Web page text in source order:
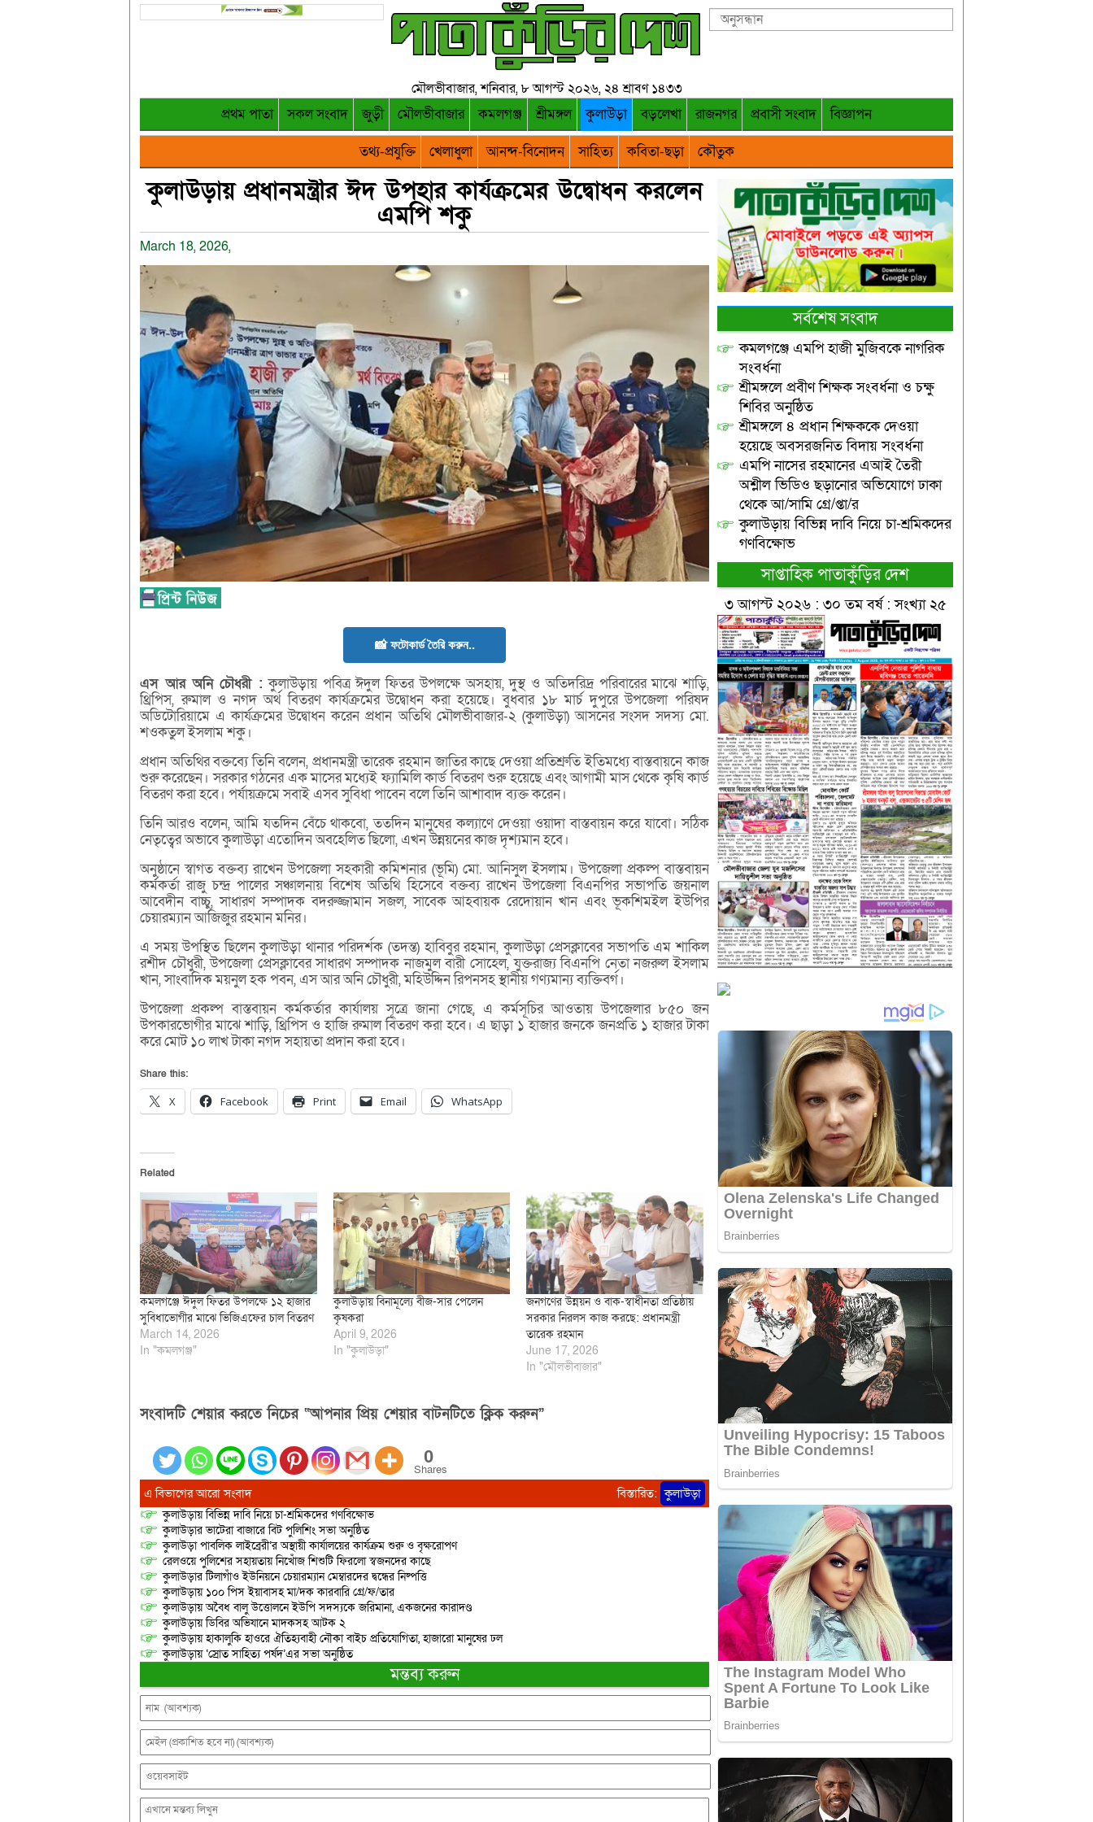
মৌলভীবাজার, শনিবার, ৮ আগস্ট ২০২৬, ২৪ শ্রাবণ ১৪৩৩
প্রথম পাতা সকল সংবাদ জুড়ী মৌলভীবাজার কমলগঞ্জ শ্রীমঙ্গল কুলাউড়া বড়লেখা রাজনগর প্রবাসী সংবাদ
বিজ্ঞাপন
তথ্য-প্রযুক্তি
খেলাধুলা আনন্দ-বিনোদন সাহিত্য কবিতা-ছড়া কৌতুক
কুলাউড়ায় প্রধানমন্ত্রীর ঈদ উপহার কার্যক্রমের উদ্বোধন করলেন
এমপি শকু
March 18, 2026,
📸 ফটোকার্ড তৈরি করুন..
এসআরঅনিচৌধরী : কুলাউড়ায় পবিত্র ঈদুল ফিতর উপলক্ষে অসহায়, দুস্থ ও অতিদরিদ্র পরিবারের মাঝে শাড়ি,
থ্রিপিস, রুমাল ও নগদ অর্থ বিতরণ কার্যক্রমের উদ্বোধন করা হয়েছে। বুধবার ১৮ মার্চ দুপুরে উপজেলা পরিষদ
অডিটোরিয়ামে এ কার্যক্রমের উদ্বোধন করেন প্রধান অতিথি মৌলভীবাজার-২ (কুলাউড়া) আসনের সংসদ সদস্য মো.
শওকতুল ইসলাম শকু।
প্রধান অতিথির বক্তব্যে তিনি বলেন, প্রধানমন্ত্রী তারেক রহমান জাতির কাছে দেওয়া প্রতিশ্রুতি ইতিমধ্যে বাস্তবায়নে কাজ
শুরু করেছেন। সরকার গঠনের এক মাসের মধ্যেই ফ্যামিলি কার্ড বিতরণ শুরু হয়েছে এবং আগামী মাস থেকে কৃষি কার্ড
বিতরণ করা হবে। পর্যায়ক্রমে সবাই এসব সুবিধা পাবেন বলে তিনি আশাবাদ ব্যক্ত করেন।
তিনি আরও বলেন, আমি যতদিন বেঁচে থাকবো, ততদিন মানুষের কল্যাণে দেওয়া ওয়াদা বাস্তবায়ন করে যাবো। সঠিক
নেতৃত্বের অভাবে কুলাউড়া এতোদিন অবহেলিত ছিলো, এখন উন্নয়নের কাজ দৃশ্যমান হবে।
অনুষ্ঠানে স্বাগত বক্তব্য রাখেন উপজেলা সহকারী কমিশনার (ভূমি) মো. আনিসুল ইসলাম। উপজেলা প্রকল্প বাস্তবায়ন
কর্মকর্তা রাজু চন্দ্র পালের সঞ্চালনায় বিশেষ অতিথি হিসেবে বক্তব্য রাখেন উপজেলা বিএনপির সভাপতি জয়নাল
আবেদীন বাচ্চু, সাধারণ সম্পাদক বদরুজ্জামান সজল, সাবেক আহবায়ক রেদোয়ান খান এবং ভূকশিমইল ইউপির
চেয়ারম্যান আজিজুর রহমান মনির।
এ সময় উপস্থিত ছিলেন কুলাউড়া থানার পরিদর্শক (তদন্ত) হাবিবুর রহমান, কুলাউড়া প্রেসক্লাবের সভাপতি এম শাকিল
রশীদ চৌধুরী, উপজেলা প্রেসক্লাবের সাধারণ সম্পাদক নাজমুল বারী সোহেল, যুক্তরাজ্য বিএনপি নেতা নজরুল ইসলাম
খান, সাংবাদিক ময়নুল হক পবন, এস আর অনি চৌধুরী, মহিউদ্দিন রিপনসহ স্থানীয় গণ্যমান্য ব্যক্তিবর্গ।
উপজেলা প্রকল্প বাস্তবায়ন কর্মকর্তার কার্যালয় সূত্রে জানা গেছে, এ কর্মসূচির আওতায় উপজেলার ৮৫০ জন
উপকারভোগীর মাঝে শাড়ি, থ্রিপিস ও হাজি রুমাল বিতরণ করা হবে। এ ছাড়া ১ হাজার জনকে জনপ্রতি ১ হাজার টাকা
করে মোট ১০ লাখ টাকা নগদ সহায়তা প্রদান করা হবে।
Share this:
X Facebook Print Email WhatsApp
Related
কমলগঞ্জে ঈদুল ফিতর উপলক্ষে ১২ হাজার
সুবিধাভোগীর মাঝে ভিজিএফের চাল বিতরণ
March 14, 2026
In "কমলগঞ্জ"
কুলাউড়ায় বিনামূল্যে বীজ-সার পেলেন
কৃষকরা
April 9, 2026
In "কুলাউড়া"
জনগণের উন্নয়ন ও বাক-স্বাধীনতা প্রতিষ্ঠায়
সরকার নিরলস কাজ করছে: প্রধানমন্ত্রী
তারেক রহমান
June 17, 2026
In "মৌলভীবাজার"
সংবাদটি শেয়ার করতে নিচের “আপনার প্রিয় শেয়ার বাটনটিতে ক্লিক করুন”
0
Shares
এ বিভাগের আরো সংবাদ বিস্তারিত: কুলাউড়া
কুলাউড়ায় বিভিন্ন দাবি নিয়ে চা-শ্রমিকদের গণবিক্ষোভ
কুলাউড়ার ভাটেরা বাজারে বিট পুলিশিং সভা অনুষ্ঠিত
কুলাউড়া পাবলিক লাইব্রেরী’র অস্থায়ী কার্যালয়ের কার্যক্রম শুরু ও বৃক্ষরোপণ
রেলওয়ে পুলিশের সহায়তায় নিখোঁজ শিশুটি ফিরলো স্বজনদের কাছে
কুলাউড়ার টিলাগাঁও ইউনিয়নে চেয়ারম্যান মেম্বারদের দ্বন্ধের নিষ্পত্তি
কুলাউড়ায় ১০০ পিস ইয়াবাসহ মা/দক কারবারি গ্রে/ফ/তার
কুলাউড়ায় অবৈধ বালু উত্তোলনে ইউপি সদস্যকে জরিমানা, একজনের কারাদণ্ড
কুলাউড়ায় ডিবির অভিযানে মাদকসহ আটক ২
কুলাউড়ায় হাকালুকি হাওরে ঐতিহ্যবাহী নৌকা বাইচ প্রতিযোগিতা, হাজারো মানুষের ঢল
কুলাউড়ায় ‘স্রোত সাহিত্য পর্ষদ’এর সভা অনুষ্ঠিত
মন্তব্য করুন
সর্বশেষ সংবাদ
কমলগঞ্জে এমপি হাজী মুজিবকে নাগরিক
সংবর্ধনা
শ্রীমঙ্গলে প্রবীণ শিক্ষক সংবর্ধনা ও চক্ষু
শিবির অনুষ্ঠিত
শ্রীমঙ্গলে ৪ প্রধান শিক্ষককে দেওয়া
হয়েছে অবসরজনিত বিদায় সংবর্ধনা
এমপি নাসের রহমানের এআই তৈরী
অশ্লীল ভিডিও ছড়ানোর অভিযোগে ঢাকা
থেকে আ/সামি গ্রে/প্তা/র
কুলাউড়ায় বিভিন্ন দাবি নিয়ে চা-শ্রমিকদের
গণবিক্ষোভ
সাপ্তাহিক পাতাকুঁড়ির দেশ
৩ আগস্ট ২০২৬ : ৩০ তম বর্ষ : সংখ্যা ২৫